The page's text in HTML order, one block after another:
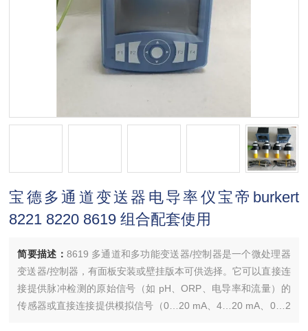
宝德多通道变送器电导率仪宝帝burkert
8221 8220 8619 组合配套使用
简要描述： 8619 多通道和多功能变送器/控制器是一个微处理器
变送器/控制器，有面板安装或壁挂版本可供选择。它可以直接连
接提供脉冲检测的原始信号（如 pH、ORP、电导率和流量）的
传感器或直接连接提供模拟信号（0…20 mA、4…20 mA、0…2